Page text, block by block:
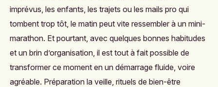
imprévus, les enfants, les trajets ou les mails pro qui
tombent trop tôt, le matin peut vite ressembler à un mini-
marathon. Et pourtant, avec quelques bonnes habitudes
et un brin d’organisation, il est tout à fait possible de
transformer ce moment en un démarrage fluide, voire
agréable. Préparation la veille, rituels de bien-être